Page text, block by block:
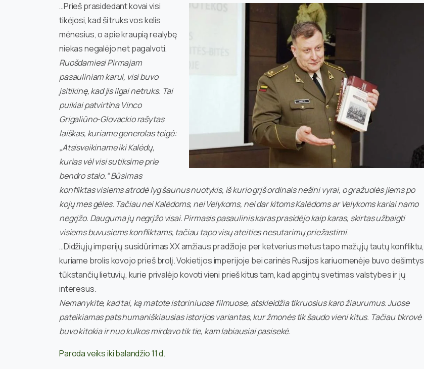
…Prieš prasidedant kovai visi
tikėjosi, kad ši truks vos kelis
mėnesius, o apie kraupią realybę
niekas negalėjo net pagalvoti.
Ruošdamiesi Pirmajam
pasauliniam karui, visi buvo
įsitikinę, kad jis ilgai netruks. Tai
puikiai patvirtina Vinco
Grigaliūno-Glovackio rašytas
laiškas, kuriame generolas teigė:
„Atsisveikiname iki Kalėdų,
kurias vėl visi sutiksime prie
bendro stalo.“ Būsimas
konfliktas visiems atrodė lyg šaunus nuotykis, iš kurio grįš ordinais nešini vyrai, o gražuolės jiems po
kojų mes gėles. Tačiau nei Kalėdoms, nei Velykoms, nei dar kitoms Kalėdoms ar Velykoms kariai namo
negrįžo. Dauguma jų negrįžo visai. Pirmasis pasaulinis karas prasidėjo kaip karas, skirtas užbaigti
visiems buvusiems konfliktams, tačiau tapo visų ateities nesutarimų priežastimi.
…Didžiųjų imperijų susidūrimas XX amžiaus pradžioje per ketverius metus tapo mažųjų tautų konfliktu,
kuriame brolis kovojo prieš brolį. Vokietijos imperijoje bei carinės Rusijos kariuomenėje buvo dešimtys
tūkstančių lietuvių, kurie privalėjo kovoti vieni prieš kitus tam, kad apgintų svetimas valstybes ir jų
interesus.
Nemanykite, kad tai, ką matote istoriniuose filmuose, atskleidžia tikruosius karo žiaurumus. Juose
pateikiamas pats humaniškiausias istorijos variantas, kur žmonės tik šaudo vieni kitus. Tačiau tikrovė
buvo kitokia ir nuo kulkos mirdavo tik tie, kam labiausiai pasisekė.
Paroda veiks iki balandžio 11 d.